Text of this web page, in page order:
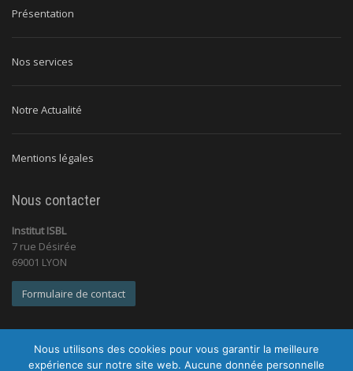
Présentation
Nos services
Notre Actualité
Mentions légales
Nous contacter
Institut ISBL
7 rue Désirée
69001 LYON
Formulaire de contact
Nous utilisons des cookies pour vous garantir la meilleure
expérience sur notre site web. Aucune donnée personnelle